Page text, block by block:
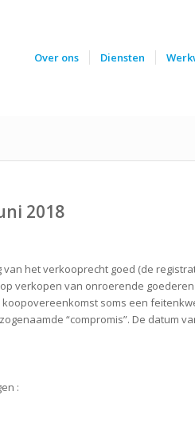
Over ons Diensten
2018
het verkooprecht goed (de
verkopen van onroerende
soms een
“compromis”. De datum
: